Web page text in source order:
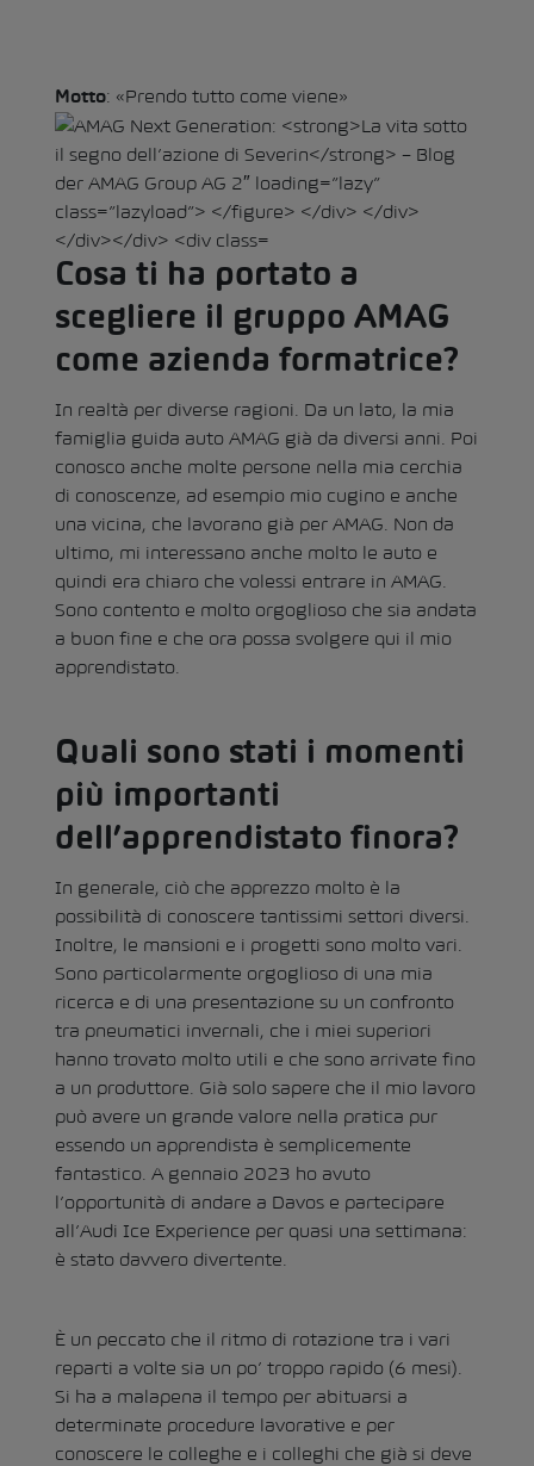
Motto: «Prendo tutto come viene»
Cosa ti ha portato a
scegliere il gruppo AMAG
come azienda formatrice?
In realtà per diverse ragioni. Da un lato, la mia
famiglia guida auto AMAG già da diversi anni. Poi
conosco anche molte persone nella mia cerchia
di conoscenze, ad esempio mio cugino e anche
una vicina, che lavorano già per AMAG. Non da
ultimo, mi interessano anche molto le auto e
quindi era chiaro che volessi entrare in AMAG.
Sono contento e molto orgoglioso che sia andata
a buon fine e che ora possa svolgere qui il mio
apprendistato.
Quali sono stati i momenti
più importanti
dell’apprendistato finora?
In generale, ciò che apprezzo molto è la
possibilità di conoscere tantissimi settori diversi.
Inoltre, le mansioni e i progetti sono molto vari.
Sono particolarmente orgoglioso di una mia
ricerca e di una presentazione su un confronto
tra pneumatici invernali, che i miei superiori
hanno trovato molto utili e che sono arrivate fino
a un produttore. Già solo sapere che il mio lavoro
può avere un grande valore nella pratica pur
essendo un apprendista è semplicemente
fantastico. A gennaio 2023 ho avuto
l’opportunità di andare a Davos e partecipare
all’Audi Ice Experience per quasi una settimana:
è stato davvero divertente.
È un peccato che il ritmo di rotazione tra i vari
reparti a volte sia un po’ troppo rapido (6 mesi).
Si ha a malapena il tempo per abituarsi a
determinate procedure lavorative e per
conoscere le colleghe e i colleghi che già si deve